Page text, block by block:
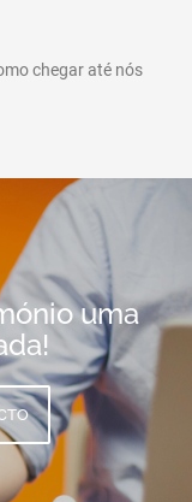
chegar até nós
uma